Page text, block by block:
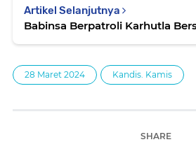
Artikel Selanjutnya
Babinsa Berpatroli Karhutla
28 Maret 2024 Kandis. Kamis
SHARE